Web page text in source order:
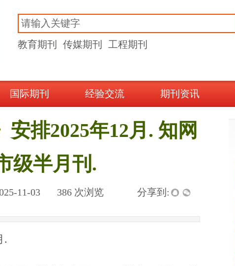
教育期刊 传媒期刊 工程期刊
国际期刊 经验交流 期刊资讯
安排2025年12月. 知网
级半月刊.
11-03 386 次浏览 分享到:
.